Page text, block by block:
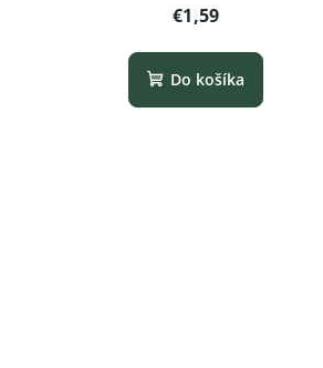
€1,59
Do košíka